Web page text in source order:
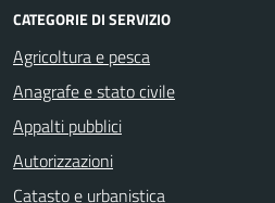
CATEGORIE DI SERVIZIO
Agricoltura e pesca
Anagrafe e stato civile
Appalti pubblici
Autorizzazioni
Catasto e urbanistica